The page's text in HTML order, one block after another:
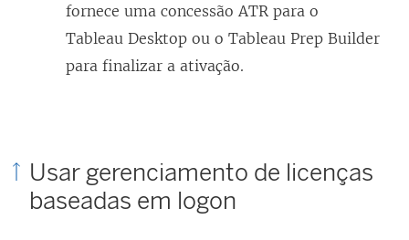
fornece uma concessão ATR para o
Tableau Desktop ou o Tableau Prep Builder
para finalizar a ativação.
Usar gerenciamento de licenças
baseadas em logon